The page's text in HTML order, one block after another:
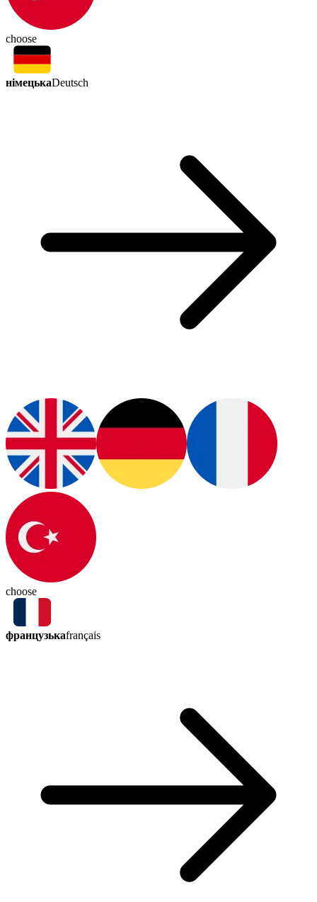
choose
німецькаDeutsch
choose
французькаfrançais